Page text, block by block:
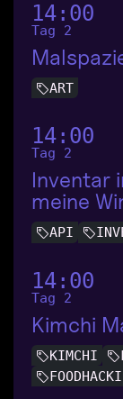
14:00
Tag 2
ART
14:00
Tag 2
Inventar
meine
API
14:00
Tag 2
Kimchi
KIMCHI